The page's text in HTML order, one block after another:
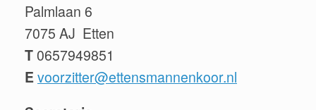
Palmlaan 6
7075 AJ Etten
T0657949851
Evoorzitter@ettensmannenkoor.nl